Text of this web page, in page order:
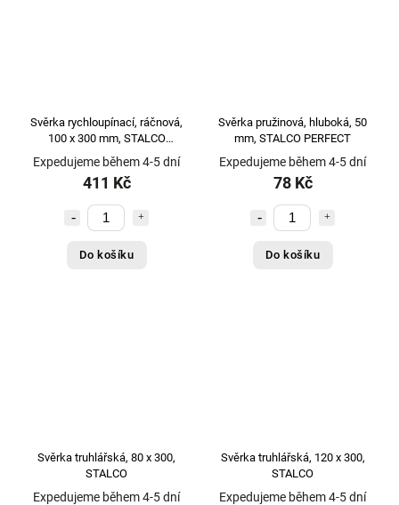
Svěrka rychloupínací, ráčnová,
100 x 300 mm, STALCO
PERFECT
Expedujeme během 4-5 dní
411 Kč
Do košíku
Svěrka pružinová, hluboká, 50
mm, STALCO PERFECT
Expedujeme během 4-5 dní
78 Kč
Do košíku
Svěrka truhlářská, 80 x 300,
STALCO
Expedujeme během 4-5 dní
Svěrka truhlářská, 120 x 300,
STALCO
Expedujeme během 4-5 dní